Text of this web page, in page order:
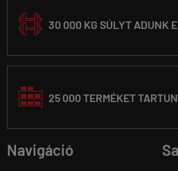
30 000 KG SÚLYT ADUNK
25 000 TERMÉKET
Navigáció